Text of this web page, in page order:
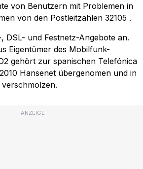
von Benutzern mit Problemen in
von den Postleitzahlen 32105 .
DSL- und Festnetz-Angebote an.
Eigentümer des Mobilfunk-
gehört zur spanischen Telefónica
Hansenet übergenomen und in
verschmolzen.
ANZEIGE